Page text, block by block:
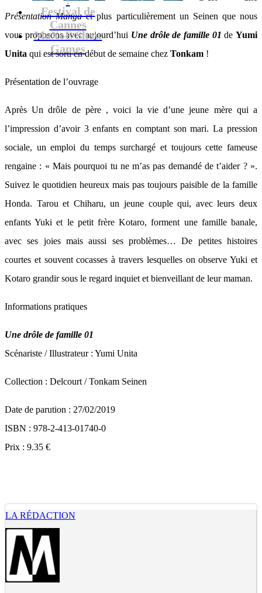
Festival de
Cannes
MaXoE Show
Games
Présentation Mangaet plus particulièrement un Seinen que nous
vous proposons avec aujourd’hui Une drôle de famille 01 deYumi
Unita qui est sorti en début de semaine chez Tonkam !
Présentation de l’ouvrage
Après Un drôle de père , voici la vie d’une jeune mère qui a
l’impression d’avoir 3 enfants en comptant son mari. La pression
sociale, un emploi du temps surchargé et toujours cette fameuse
rengaine : « Mais pourquoi tu ne m’as pas demandé de t’aider ? ».
Suivez le quotidien heureux mais pas toujours paisible de la famille
Honda. Tarou et Chiharu, un jeune couple qui, avec leurs deux
enfants Yuki et le petit frère Kotaro, forment une famille banale,
avec ses joies mais aussi ses problèmes… De petites histoires
courtes et souvent cocasses à travers lesquelles on observe Yuki et
Kotaro grandir sous le regard inquiet et bienveillant de leur maman.
Informations pratiques
Une drôle de famille 01
Scénariste / Illustrateur : Yumi Unita
Collection : Delcourt / Tonkam Seinen
Date de parution : 27/02/2019
ISBN : 978-2-413-01740-0
Prix : 9.35 €
LA RÉDACTION